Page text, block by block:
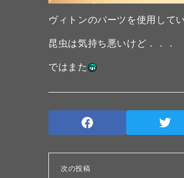
ヴィトンのパーツを使用して
昆虫は気持ち悪いけど．．．
ではまた
次の投稿